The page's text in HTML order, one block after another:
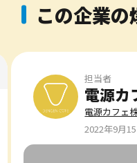
この企業
担当者
電源カ
電源カフェ
2022年9月